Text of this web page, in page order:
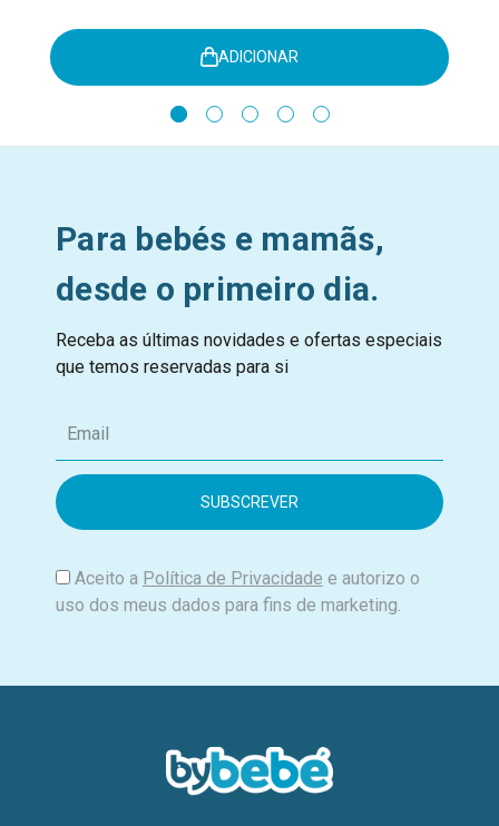
ADICIONAR
Para bebés e mamãs,
desde o primeiro dia.
Receba as últimas novidades e ofertas especiais
que temos reservadas para si
m
i
Aceito a Política de Privacidade e autorizo o
uso dos meus dados para fins de marketing.